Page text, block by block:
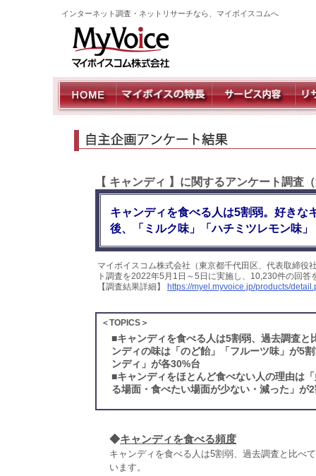
インターネット調査・ネットリサーチなら、マイボイスコムへ
【 キャンディ 】に関するアンケート調査
キャンディを食べる人は5割弱。好きな
後、「ミルク味」「ハチミツレモン味
マイボイスコム株式会社（東京都千代田区、代表取締
ト調査を2022年5月1日～5日に実施し、10,230件の回
【調査結果詳細】
https://myel.myvoice.jp/products/
＜TOPICS＞
■キャンディを食べる人は5割弱、過去調査
ンディの味は「のど飴」「フルーツ味」が5
ンディ」が各30%台
■キャンディをほとんど食べない人の理由は
る場面・食べたい場面が少ない・減った」が
◆キャンディを食べる頻度
キャンディを食べる人は5割弱、過去調査と比べ
います。